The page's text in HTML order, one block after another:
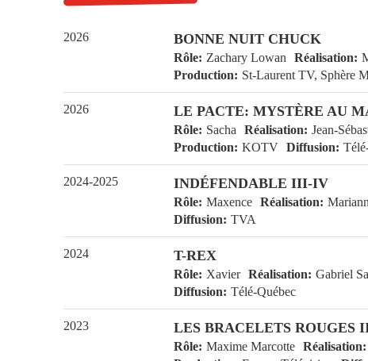
Télévision
BONNE NUIT CHUCK
Rôle Zachary Lowan
Production St-Laurent TV,
LE PACTE: MYSTÈRE AU
Rôle Sacha Réalisation Jean-
Production KOTV Diffusion
INDÉFENDABLE III-IV
Rôle Maxence
Diffusion
T-REX
Rôle Xavier Réalisation
Production Inséparables Films